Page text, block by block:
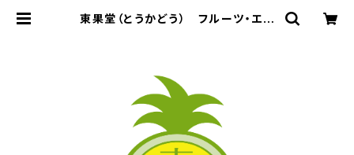
東果堂（とうかどう） フルーツ・エシ